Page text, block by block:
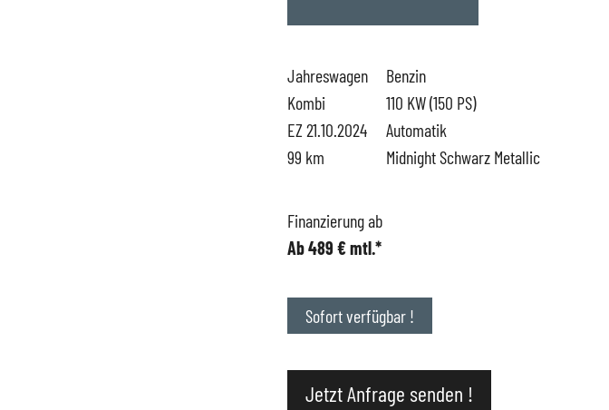
CUPRA
VW
VW Nutzfahrzeugservice
Probefahrt
News
Unternehmen
Karriere
Jahreswagen
Kombi
EZ 21.10.2024
99 km
Benzin
110 KW (150 PS)
Automatik
Midnight Schwarz Metallic
Finanzierung ab
Ab 489 € mtl.*
Sofort verfügbar !
Jetzt Anfrage senden !